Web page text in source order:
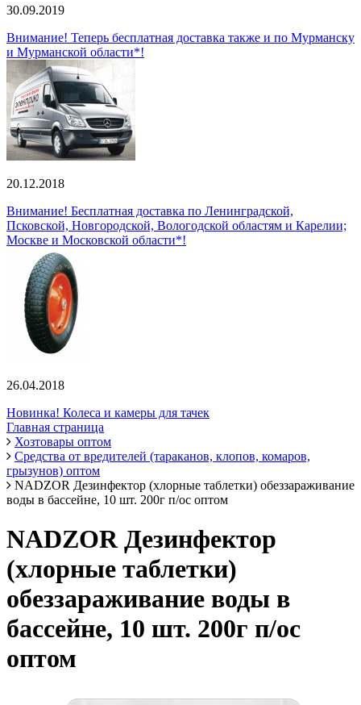
30.09.2019
Внимание! Теперь бесплатная доставка также и по Мурманску
и Мурманской области*!
20.12.2018
Внимание! Бесплатная доставка по Ленинградской,
Псковской, Новгородской, Вологодской областям и Карелии;
Москве и Московской области*!
26.04.2018
Новинка! Колеса и камеры для тачек
Главная страница
Хозтовары оптом
Средства от вредителей (тараканов, клопов, комаров,
грызунов) оптом
NADZOR Дезинфектор (хлорные таблетки) обеззараживание
воды в бассейне, 10 шт. 200г п/ос оптом
NADZOR Дезинфектор
(хлорные таблетки)
обеззараживание воды в
бассейне, 10 шт. 200г п/ос
оптом